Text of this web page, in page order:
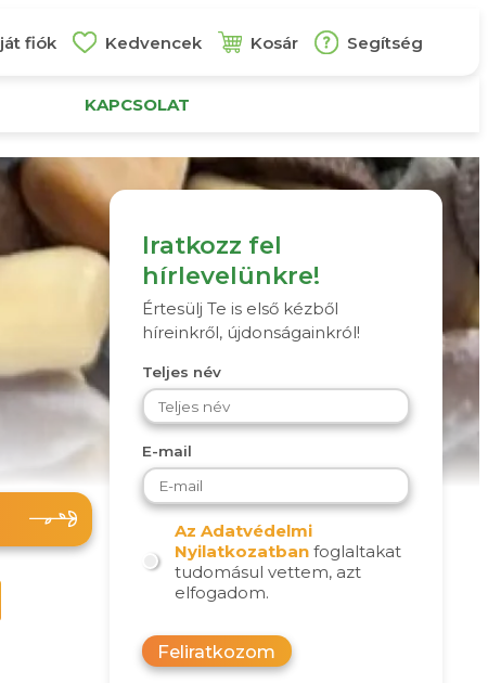
fiók Kedvencek Kosár Segítség
KAPCSOLAT
Iratkozz fel
hírlevelünkre!
Értesülj Te is első kézből
híreinkről, újdonságainkról!
Teljes név
E-mail
Az Adatvédelmi
Nyilatkozatbanfoglaltakat
tudomásul vettem, azt
elfogadom.
Feliratkozom